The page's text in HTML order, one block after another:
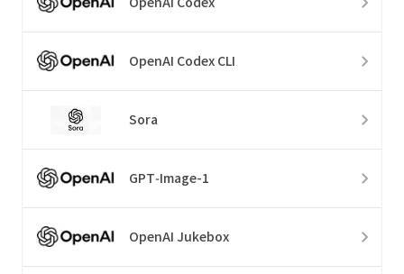
OpenAI Codex CLI
Sora
GPT‑Image-1
OpenAI Jukebox